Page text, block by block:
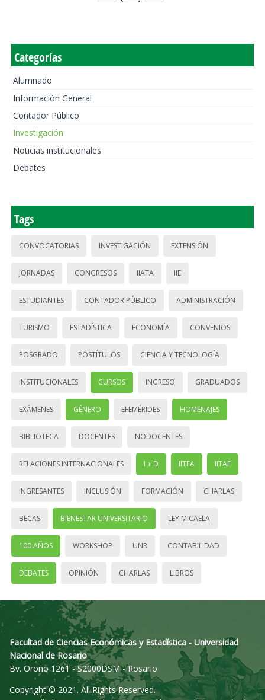
Categorías
Alumnado
Información General
Contador Público
Investigación
Noticias institucionales
Debates
Tags
CONVOCATORIAS INVESTIGACIÓN EXTENSIÓN
JORNADAS CONGRESOS IIATA IIE
ESTUDIANTES CONTADOR PÚBLICO ADMINISTRACIÓN
TURISMO ESTADÍSTICA ECONOMÍA CONVENIOS
POSGRADO POSTÍTULOS CIENCIA Y TECNOLOGÍA
INSTITUCIONALES CURSOS INGRESO GRADUADOS
EXÁMENES GÉNERO EFEMÉRIDES HOMENAJES
BIBLIOTECA DOCENTES NODOCENTES
RELACIONES INTERNACIONALES I + D IITEA IITAE
INGRESANTES INCLUSIÓN FORMACIÓN CHARLAS
BECAS BIENESTAR UNIVERSITARIO LEY MICAELA
100 AÑOS WORKSHOP UNR CONTABILIDAD
DEBATES OPINIÓN CHARLAS LIBROS
Facultad de Ciencias Económicas y Estadística - Universidad
Nacional de Rosario
Bv. Oroño 1261 - S2000DSM - Rosario
Copyright © 2021. All Rights Reserved.